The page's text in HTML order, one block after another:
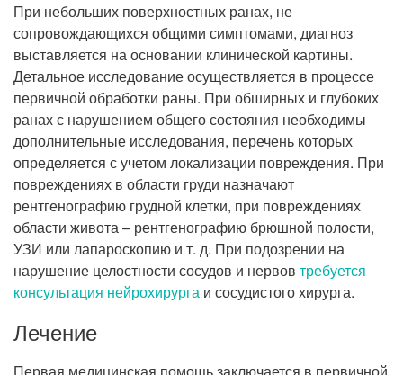
При небольших поверхностных ранах, не
сопровождающихся общими симптомами, диагноз
выставляется на основании клинической картины.
Детальное исследование осуществляется в процессе
первичной обработки раны. При обширных и глубоких
ранах с нарушением общего состояния необходимы
дополнительные исследования, перечень которых
определяется с учетом локализации повреждения. При
повреждениях в области груди назначают
рентгенографию грудной клетки, при повреждениях
области живота – рентгенографию брюшной полости,
УЗИ или лапароскопию и т. д. При подозрении на
нарушение целостности сосудов и нервов требуется
консультация нейрохирурга и сосудистого хирурга.
Лечение